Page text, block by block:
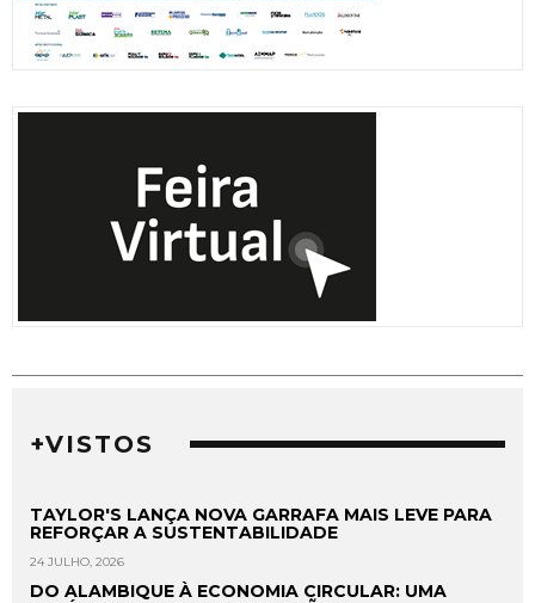
+VISTOS
TAYLOR'S LANÇA NOVA GARRAFA MAIS LEVE PARA
REFORÇAR A SUSTENTABILIDADE
24 JULHO, 2026
DO ALAMBIQUE À ECONOMIA CIRCULAR: UMA